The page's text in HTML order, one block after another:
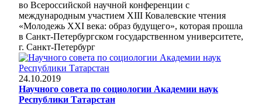
во Всероссийской научной конференции с
международным участием XIII Ковалевские чтения
«Молодежь XXI века: образ будущего», которая прошла
в Санкт-Петербургском государственном университете,
г. Санкт-Петербург
24.10.2019
Научного совета по социологии Академии наук
Республики Татарстан